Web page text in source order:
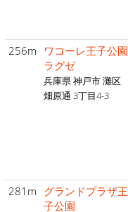
256m
ワコーレ王子公園
ラグゼ
兵庫県 神戸市 灘区
畑原通 3丁目4-3
281m グランドプラザ王
子公園